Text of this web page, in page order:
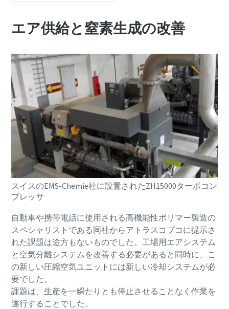
グリーンでより効率的な生産への10ステップ
グリーンプロダクトのための二酸化炭素排出量削減に関
して知っておくべきこと
詳細を見る
エア供給と窒素生成の改善
スイスのEMS-Chemie社に設置されたZH15000ターボコン
プレッサ
自動車や携帯電話に使用される高機能性ポリマー製造の
スペシャリストである同社からアトラスコプコに提示さ
れた課題は途方もないものでした。工場用エアシステム
と空気分離システムを改善する必要があると同時に、こ
の新しい圧縮空気ユニットには新しい冷却システムが必
要でした。
課題は、生産を一瞬たりとも停止させることなく作業を
遂行することでした。